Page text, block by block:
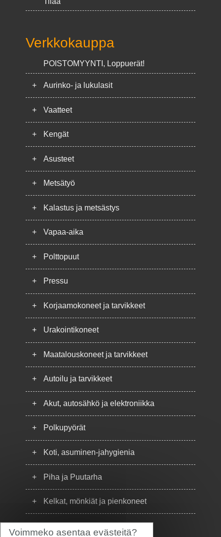
Voimmeko asentaa evästeitä?
Verkkokauppa
POISTOMYYNTI, Loppuerät!
+ Aurinko- ja lukulasit
+ Vaatteet
+ Kengät
+ Asusteet
+ Metsätyö
+ Kalastus ja metsästys
+ Vapaa-aika
+ Polttopuut
+ Pressu
+ Korjaamokoneet ja tarvikkeet
+ Urakointikoneet
+ Maatalouskoneet ja tarvikkeet
+ Autoilu ja tarvikkeet
+ Akut, autosähkö ja elektroniikka
+ Polkupyörät
+ Koti, asuminen-jahygienia
+ Piha ja Puutarha
+ Kelkat, mönkiät ja pienkoneet